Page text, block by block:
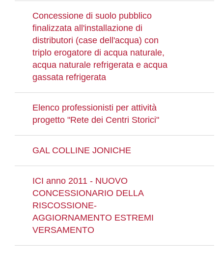
Concessione di suolo pubblico
finalizzata all'installazione di
distributori (case dell'acqua) con
triplo erogatore di acqua naturale,
acqua naturale refrigerata e acqua
gassata refrigerata
Elenco professionisti per attività
progetto "Rete dei Centri Storici"
GAL COLLINE JONICHE
ICI anno 2011 - NUOVO
CONCESSIONARIO DELLA
RISCOSSIONE-
AGGIORNAMENTO ESTREMI
VERSAMENTO